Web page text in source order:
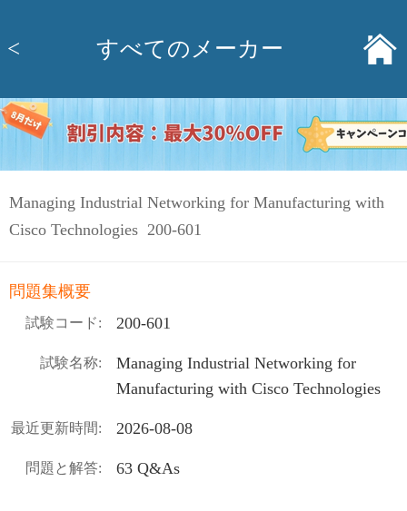
< すべてのメーカー
Managing Industrial Networking for Manufacturing with
Cisco Technologies 200-601
問題集概要
試験コード: 200-601
試験名称:
Managing Industrial Networking for
Manufacturing with Cisco Technologies
最近更新時間: 2026-08-08
問題と解答: 63 Q&As